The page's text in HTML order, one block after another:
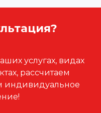
услугах, видах
рассчитаем
индивидуальное